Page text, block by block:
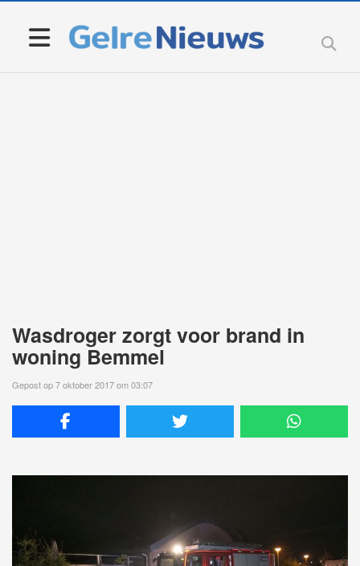
Wasdroger zorgt voor brand in
woning Bemmel
Gepost op 7 oktober 2017 om 03:07